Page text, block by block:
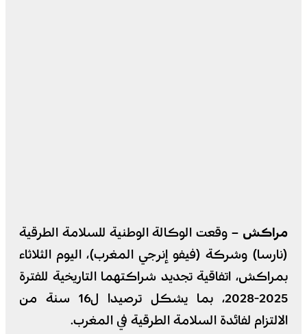
مراكش –وقعت الوكالة الوطنية للسلامة الطرقية
(نارسا) وشركة (فيفو إنرجي المغرب)، اليوم الثلاثاء
بمراكش، اتفاقية تجديد شراكتهما التاريخية للفترة
2025-2028، بما يشكل ترصيدا ل16 سنة من
الالتزام لفائدة السلامة الطرقية في المغرب.